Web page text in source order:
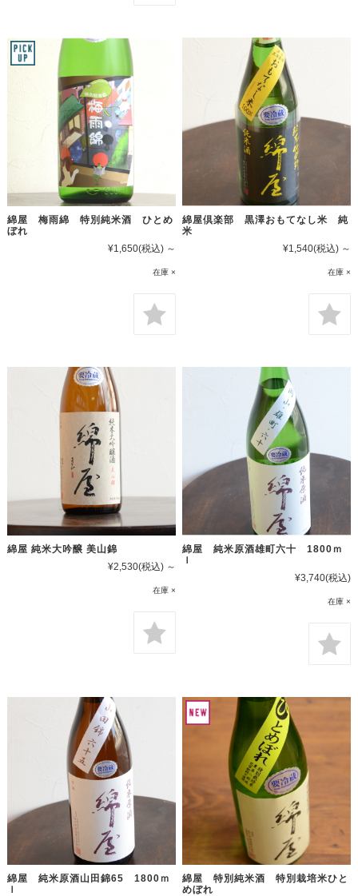
綿屋 梅雨綿 特別純米酒 ひとめ
ぼれ
¥1,650(税込) ～
在庫 ×
綿屋倶楽部 黒澤おもてなし米 純
米
¥1,540(税込) ～
在庫 ×
綿屋 純米大吟醸 美山錦
¥2,530(税込) ～
在庫 ×
綿屋 純米原酒雄町六十 1800ｍ
ｌ
¥3,740(税込)
在庫 ×
綿屋 純米原酒山田錦65 1800ｍ
ｌ
綿屋 特別純米酒 特別栽培米ひと
めぼれ